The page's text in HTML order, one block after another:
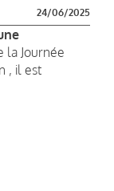
24/06/2025
la Journée
, il est